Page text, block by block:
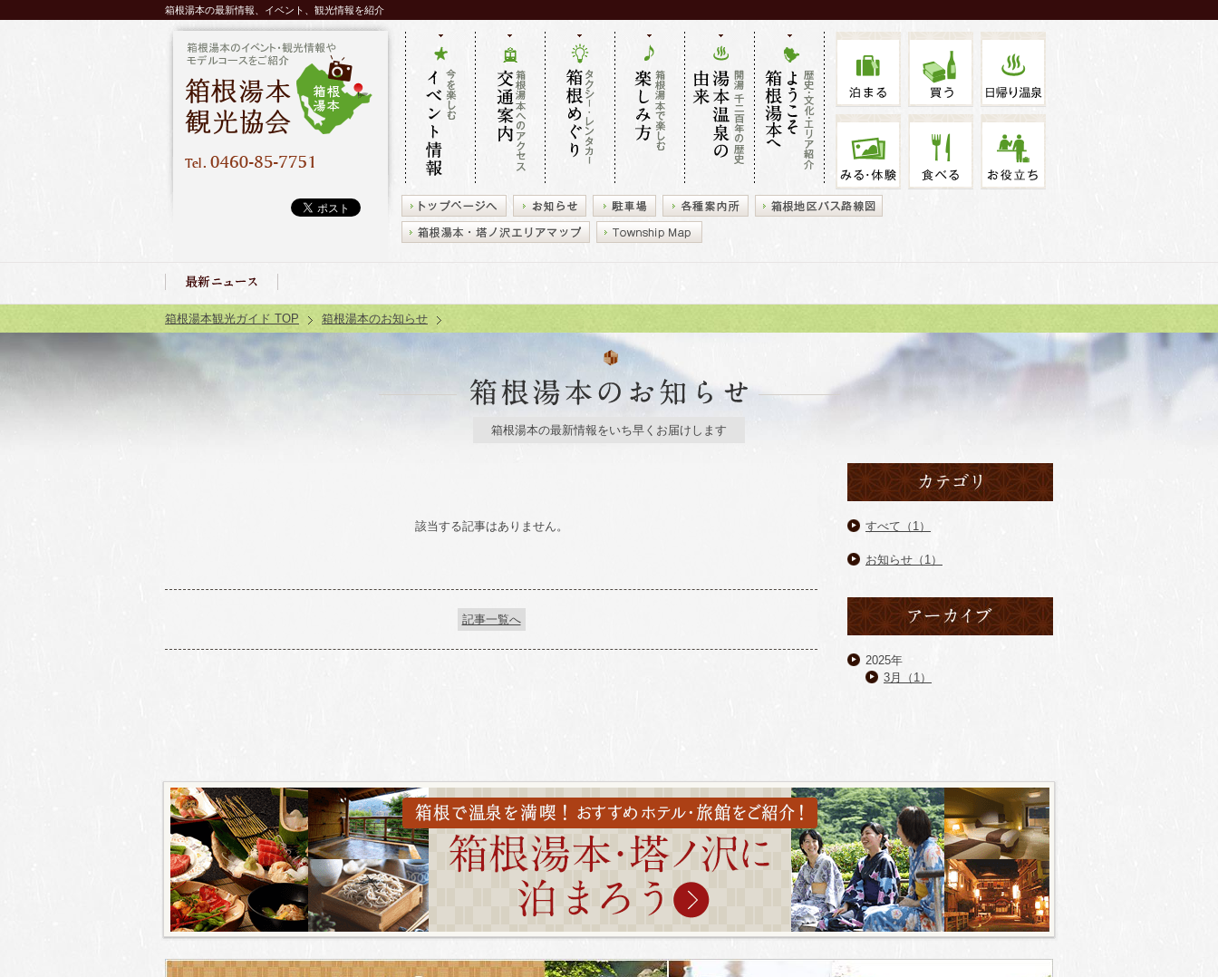
箱根湯本の最新情報、イベント、観光情報を紹介
今を楽しむ
イベント情
報
箱根湯本へ
のアクセス
交通案内
タクシー・
レンタカー
箱根めぐり
箱根湯本で
楽しむ 楽し
み方
開湯 千二百
年の歴史 湯
本の由来
歴史・文化・
エリア紹介
泊まる 買う 温泉
みる・体験
箱根湯本観光ガイド TOP 箱根湯本のお知らせ
箱根湯本の最新情報をいち早くお届けします
該当する記事はありません。
記事一覧へ
すべて（1）
お知らせ（1）
2025年
3月（1）